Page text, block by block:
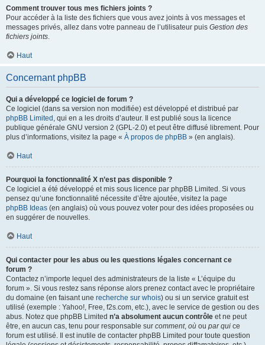
Comment trouver tous mes fichiers joints ?
Pour accéder à la liste des fichiers que vous avez joints à vos messages et
messages privés, allez dans votre panneau de l’utilisateur puis Gestion des
fichiers joints.
Haut
Concernant phpBB
Qui a développé ce logiciel de forum ?
Ce logiciel (dans sa version non modifiée) est développé et distribué par
phpBB Limited , qui en a les droits d’auteur. Il est publié sous la licence
publique générale GNU version 2 (GPL-2.0) et peut être diffusé librement. Pour
plus d’informations, visitez la page « À propos de phpBB » (en anglais).
Haut
Pourquoi la fonctionnalité X n’est pas disponible ?
Ce logiciel a été développé et mis sous licence par phpBB Limited. Si vous
pensez qu’une fonctionnalité nécessite d’être ajoutée, visitez la page
phpBB Ideas (en anglais) où vous pouvez voter pour des idées proposées ou
en suggérer de nouvelles.
Haut
Qui contacter pour les abus ou les questions légales concernant ce
forum ?
Contactez n’importe lequel des administrateurs de la liste « L’équipe du
forum ». Si vous restez sans réponse alors prenez contact avec le propriétaire
du domaine (en faisant une recherche sur whois) ou si un service gratuit est
utilisé (exemple : Yahoo!, Free, f2s.com, etc.), avec le service de gestion ou des
abus. Notez que phpBB Limited n’a absolument aucun contrôle et ne peut
être, en aucun cas, tenu pour responsable sur comment, où ou par qui ce
forum est utilisé. Il est inutile de contacter phpBB Limited pour toute question